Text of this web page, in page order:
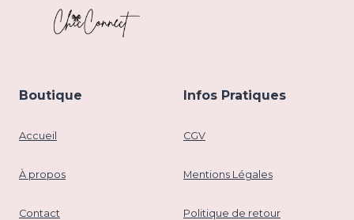
Boutique
Accueil
À propos
Contact
Infos Pratiques
CGV
Mentions Légales
Politique de retour